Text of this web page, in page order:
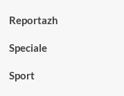
Reportazh
Speciale
Sport